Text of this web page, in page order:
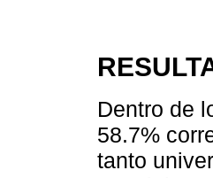
Dentro de
58.7%
tanto